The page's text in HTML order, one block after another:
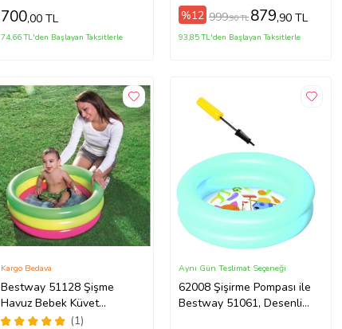
700,00 TL
74,66 TL'den Başlayan Taksitlerle
%12 999,90 TL 879,90 TL
93,85 TL'den Başlayan Taksitlerle
Bestway 51128 Şişme
Havuz Bebek Küvet
Yumuşak Zemin 70x24cm
(1)
Kargo Bedava
62008 Şişirme Pompası ile
Bestway 51061, Desenli
Aynı Gün Teslimat Seçeneği